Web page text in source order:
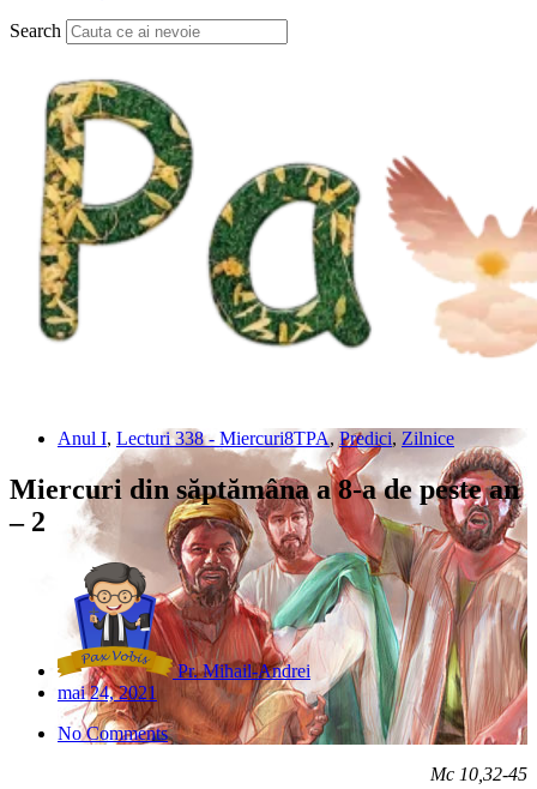
Search
Anul I, Lecturi 338 - Miercuri8TPA,Predici, Zilnice
Miercuri din săptămâna a 8-a de peste an
– 2
Pr. Mihail-Andrei
mai 24, 2021
No Comments
Mc 10,32-45